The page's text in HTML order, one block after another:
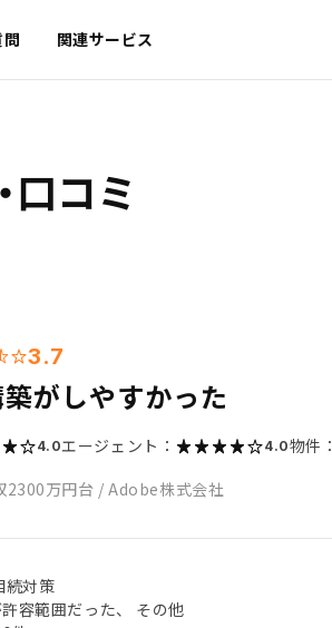
関連サービス
口コミ
3.7
がしやすかった
4.0エージェント： 4.0物件：
2300万円台 /Adobe株式会社
続対策
容範囲だった、 その他